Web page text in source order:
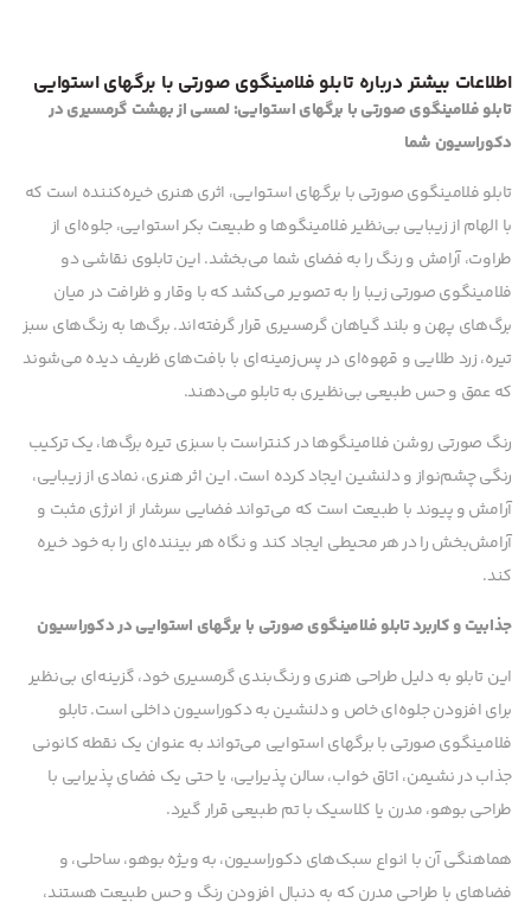
اطلاعات بیشتر درباره تابلو فلامینگوی صورتی با برگهای استوایی
تابلو فلامینگوی صورتی با برگهای استوایی: لمسی از بهشت گرمسیری در
دکوراسیون شما
تابلو فلامینگوی صورتی با برگهای استوایی، اثری هنری خیره‌کننده است که
با الهام از زیبایی بی‌نظیر فلامینگوها و طبیعت بکر استوایی، جلوه‌ای از
طراوت، آرامش و رنگ را به فضای شما می‌بخشد. این تابلوی نقاشی دو
فلامینگوی صورتی زیبا را به تصویر می‌کشد که با وقار و ظرافت در میان
برگ‌های پهن و بلند گیاهان گرمسیری قرار گرفته‌اند. برگ‌ها به رنگ‌های سبز
تیره، زرد طلایی و قهوه‌ای در پس‌زمینه‌ای با بافت‌های ظریف دیده می‌شوند
که عمق و حس طبیعی بی‌نظیری به تابلو می‌دهند.
رنگ صورتی روشن فلامینگوها در کنتراست با سبزی تیره برگ‌ها، یک ترکیب
رنگی چشم‌نواز و دلنشین ایجاد کرده است. این اثر هنری، نمادی از زیبایی،
آرامش و پیوند با طبیعت است که می‌تواند فضایی سرشار از انرژی مثبت و
آرامش‌بخش را در هر محیطی ایجاد کند و نگاه هر بیننده‌ای را به خود خیره
کند.
جذابیت و کاربرد تابلو فلامینگوی صورتی با برگهای استوایی در دکوراسیون
این تابلو به دلیل طراحی هنری و رنگ‌بندی گرمسیری خود، گزینه‌ای بی‌نظیر
برای افزودن جلوه‌ای خاص و دلنشین به دکوراسیون داخلی است. تابلو
فلامینگوی صورتی با برگهای استوایی می‌تواند به عنوان یک نقطه کانونی
جذاب در نشیمن، اتاق خواب، سالن پذیرایی، یا حتی یک فضای پذیرایی با
طراحی بوهو، مدرن یا کلاسیک با تم طبیعی قرار گیرد.
هماهنگی آن با انواع سبک‌های دکوراسیون، به ویژه بوهو، ساحلی، و
فضاهای با طراحی مدرن که به دنبال افزودن رنگ و حس طبیعت هستند،